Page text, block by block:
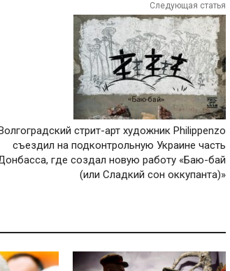
Следующая статья
стрит-арт художник Philippenzo
съездил на подконтрольную Украине часть
где создал новую работу «Баю-бай
(или Сладкий сон оккупанта)»